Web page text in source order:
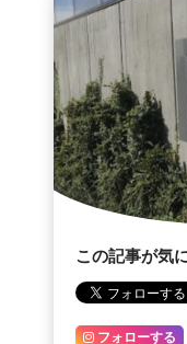
この記事が気
フォローする